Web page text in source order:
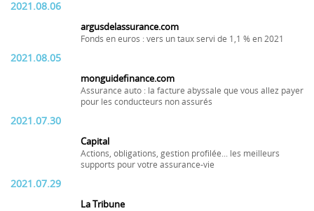
2021.08.06
argusdelassurance.com
Fonds en euros : vers un taux servi de 1,1 % en 2021
2021.08.05
monguidefinance.com
Assurance auto : la facture abyssale que vous allez payer
pour les conducteurs non assurés
2021.07.30
Capital
Actions, obligations, gestion profilée... les meilleurs
supports pour votre assurance-vie
2021.07.29
La Tribune